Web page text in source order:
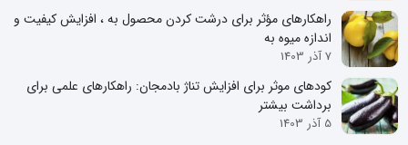
راهکارهای مؤثر برای درشت کردن محصول به ، افزایش کیفیت و
اندازه میوه به
7 آذر 1403
کودهای موثر برای افزایش تناژ بادمجان: راهکارهای علمی برای
برداشت بیشتر
5 آذر 1403